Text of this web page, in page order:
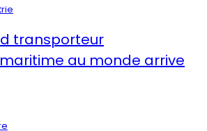
transporteur
au monde arrive